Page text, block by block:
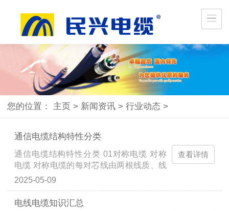
您的位置： 主页 > 新闻资讯 > 行业动态 >
通信电缆结构特性分类
通信电缆结构特性分类 01对称电缆 对称
电缆 对称电缆的每对芯线由两根线质、线
径及对地绝缘电阻相同且相互绝缘的导线
以减小对导线之间的...
2025-05-09
查看详情
电线电缆知识汇总